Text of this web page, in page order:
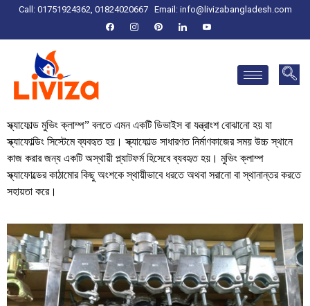
Call: 01751924362, 01824020667 Email: info@livizabangladesh.com
স্ক্যাফোল্ড মুভিং ক্লাম্প” বলতে এমন একটি ডিভাইস বা যন্ত্রাংশ বোঝানো হয় যা
স্ক্যাফোল্ডিং সিস্টেমে ব্যবহৃত হয়। স্ক্যাফোল্ড সাধারণত নির্মাণকাজের সময় উচ্চ স্থানে
কাজ করার জন্য একটি অস্থায়ী প্ল্যাটফর্ম হিসেবে ব্যবহৃত হয়। মুভিং ক্লাম্প
স্ক্যাফোল্ডের কাঠামোর কিছু অংশকে স্থায়ীভাবে ধরতে অথবা সরানো বা স্থানান্তর করতে
সহায়তা করে।